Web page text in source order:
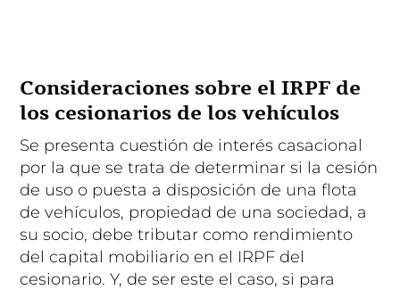
Consideraciones sobre el IRPF de
los cesionarios de los vehículos
Se presenta cuestión de interés casacional
por la que se trata de determinar si la cesión
de uso o puesta a disposición de una flota
de vehículos, propiedad de una sociedad, a
su socio, debe tributar como rendimiento
del capital mobiliario en el IRPF del
cesionario. Y, de ser este el caso, si para